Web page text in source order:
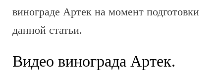
винограде Артек на момент подготовки
данной статьи.
Видео винограда Артек.